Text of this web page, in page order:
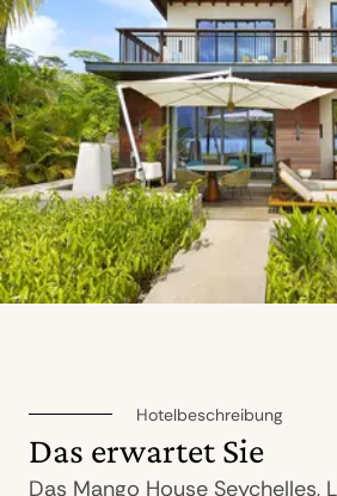
Hotelbeschreibung
Das erwartet Sie
Das Mango House Seychelles,